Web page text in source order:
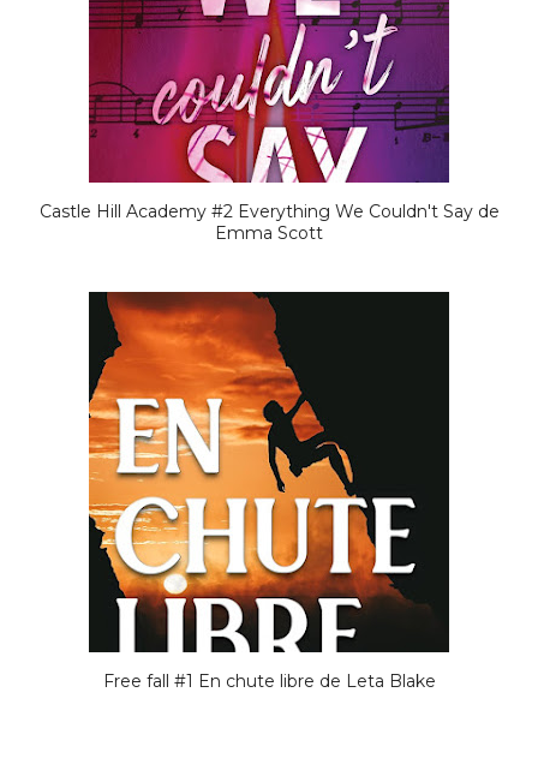
Castle Hill Academy #2 Everything We Couldn't Say de
Emma Scott
Free fall #1 En chute libre de Leta Blake